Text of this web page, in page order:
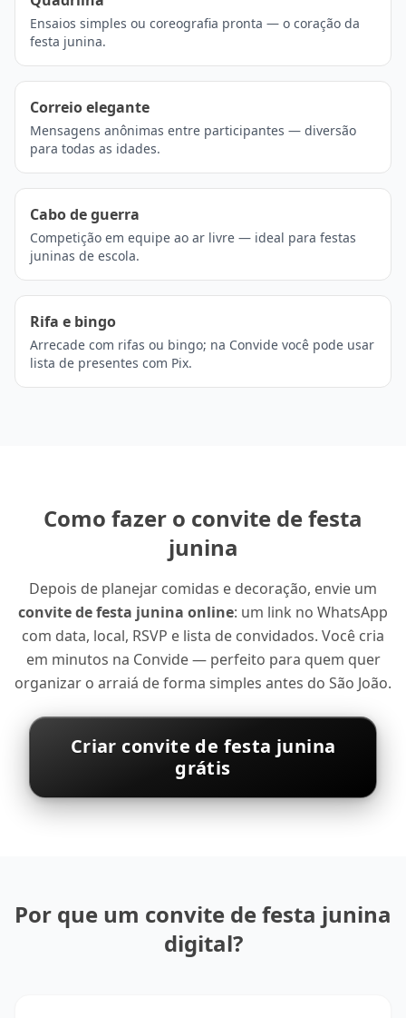
Ensaios simples ou coreografia pronta — o coração da
festa junina.
Correio elegante
Mensagens anônimas entre participantes — diversão
para todas as idades.
Cabo de guerra
Competição em equipe ao ar livre — ideal para festas
juninas de escola.
Rifa e bingo
Arrecade com rifas ou bingo; na Convide você pode usar
lista de presentes com Pix.
Como fazer o convite de festa
junina
Depois de planejar comidas e decoração, envie um
convite de festa junina online: um link no WhatsApp
com data, local, RSVP e lista de convidados. Você cria
em minutos na Convide — perfeito para quem quer
organizar o arraiá de forma simples antes do São João.
Criar convite de festa junina
grátis
Por que um convite de festa junina
digital?